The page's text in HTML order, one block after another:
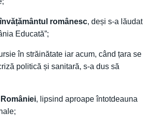
românesc, deși s-a lăudat
Educată”;
în străinătate iar acum, când țara se
politică și sanitară, s-a dus să
, lipsind aproape întotdeauna